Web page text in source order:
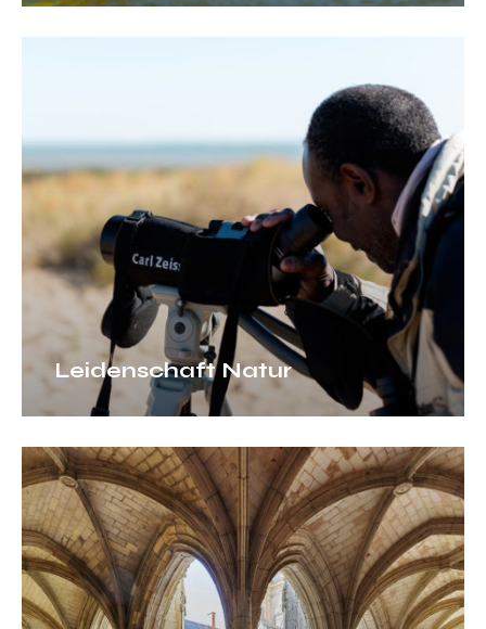
Leidenschaft Natur
Faszination
Stein